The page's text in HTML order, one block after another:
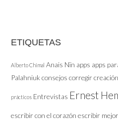
ETIQUETAS
Alberto Chimal Anais Nïn apps apps
Palahniukconsejos corregircreación
prácticos Entrevistas Ernest
escribir con el corazón escribir mejor